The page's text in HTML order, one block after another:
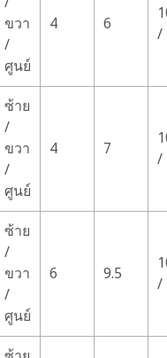
ขวา
/
ศูนย์
4 6
/
ซ้าย
/
ขวา
/
ศูนย์
4 7
/
ซ้าย
/
ขวา
/
ศูนย์
6 9.5
/